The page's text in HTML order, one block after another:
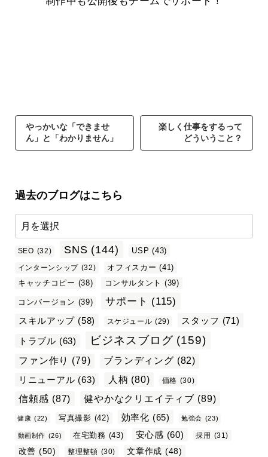
やっかいな「できませ
ん」と「わかりません」
楽しく仕事をするって
どういうこと？
過去のブログはこちら
SEO (32) SNS (144) USP (43)
インターンシップ (32) オフィスカー (41)
キャッチコピー (38) コンサルタント (39)
コンバージョン (39) サポート (115)
スキルアップ (58) スケジュール (29) スタッフ (71)
トラブル (63) ビジネスブログ (159)
ファン作り (79) ブランディング (82)
リニューアル (63) 人柄 (80) 価格 (30)
信頼感 (87) 健やかなクリエイティブ (89)
健康 (22) 写真撮影 (42) 効率化 (65) 勉強会 (23)
動画制作 (26) 在宅勤務 (43) 安心感 (60) 採用 (31)
改善 (50) 整理整頓 (30) 文章作成 (48)